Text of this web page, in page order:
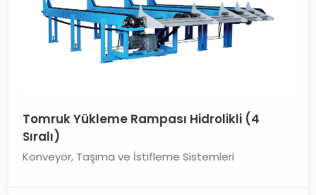
Tomruk Yükleme Rampası Hidrolikli (4
Sıralı)
Konveyör, Taşıma ve İstifleme Sistemleri